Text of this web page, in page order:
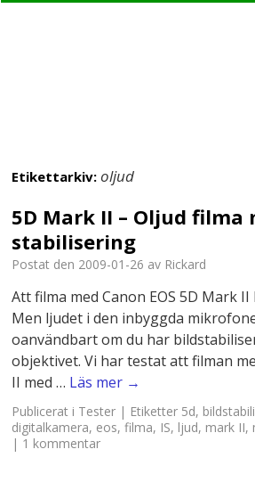
Etikettarkiv: oljud
5D Mark II – Oljud filma
stabilisering
Postat den 2009-01-26 av Rickard
Att filma med Canon EOS 5D Mark
Men ljudet i den inbyggda
oanvändbart om du har
objektivet. Vi har testat att filman
II med … Läs mer →
Publicerat i Tester | Etiketter 5d,
digitalkamera, eos, filma, IS, ljud, mark II,
| 1 kommentar